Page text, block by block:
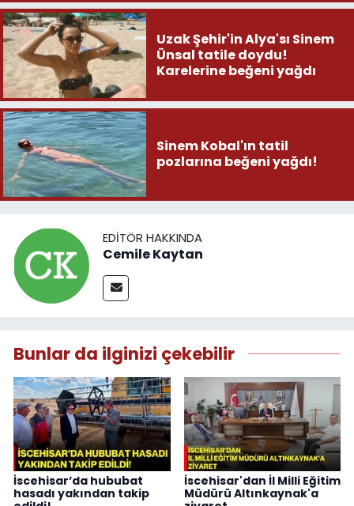
Uzak Şehir'in Alya'sı Sinem
Ünsal tatile doydu!
Karelerine beğeni yağdı
Sinem Kobal'ın tatil
pozlarına beğeni yağdı!
EDITÖR HAKKINDA
Cemile Kaytan
Bunlar da ilginizi çekebilir
İscehisar’da hububat
hasadı yakından takip
İscehisar'dan İl Milli Eğitim
Müdürü Altınkaynak'a